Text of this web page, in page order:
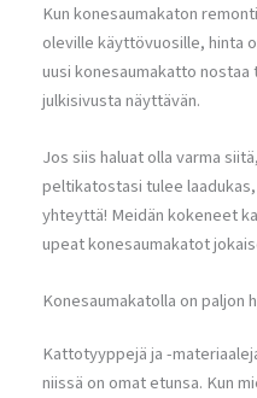
Kun konesaumakaton
oleville käyttövuosille, hinta
uusi konesaumakatto
julkisivusta näyttävän.
Jos siis haluat olla varma
peltikatostasi tulee
yhteyttä! Meidän kokeneet
upeat konesaumakatot
Konesaumakatolla on paljon
Kattotyyppejä ja -
niissä on omat etunsa. Kun